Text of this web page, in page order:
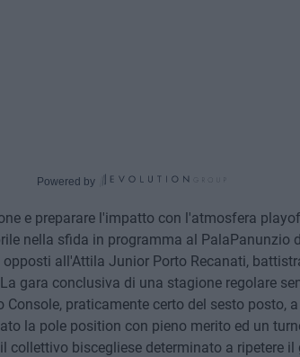
Powered by
e preparare l'impatto con l'atmosfera
nella sfida in programma al PalaPanunzio
opposti all'Attila Junior Porto Recanati,
gara conclusiva di una stagione regolare
Console, praticamente certo del sesto posto,
la pole position con pieno merito ed un
collettivo biscegliese determinato a ripetere